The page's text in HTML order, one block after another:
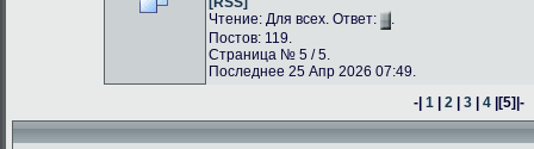
Чтение: Для всех. Ответ:
.
Постов: 119.
Страница № 5 / 5.
Последнее 25 Апр 2026 07:49.
-|1 |2 |3 |4 |[5]|-